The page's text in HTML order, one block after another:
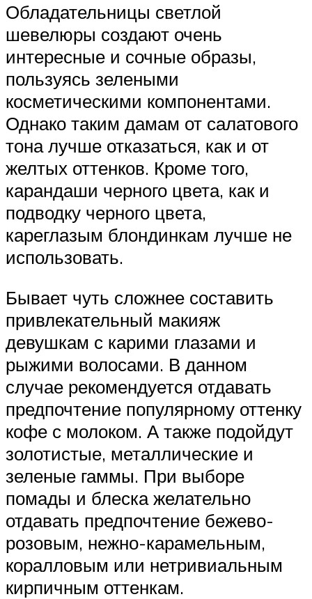
Обладательницы светлой
шевелюры создают очень
интересные и сочные образы,
пользуясь зелеными
косметическими компонентами.
Однако таким дамам от салатового
тона лучше отказаться, как и от
желтых оттенков. Кроме того,
карандаши черного цвета, как и
подводку черного цвета,
кареглазым блондинкам лучше не
использовать.
Бывает чуть сложнее составить
привлекательный макияж
девушкам с карими глазами и
рыжими волосами. В данном
случае рекомендуется отдавать
предпочтение популярному оттенку
кофе с молоком. А также подойдут
золотистые, металлические и
зеленые гаммы. При выборе
помады и блеска желательно
отдавать предпочтение бежево-
розовым, нежно-карамельным,
коралловым или нетривиальным
кирпичным оттенкам.